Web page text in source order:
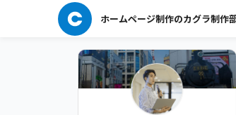
ホームページ制作のカグラ制作